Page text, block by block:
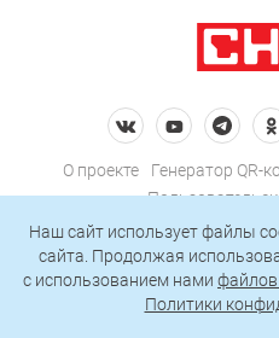
О проекте Генератор QR-
Политика
Подписаться
Наш сайт использует файлы
сайта. Продолжая
c использованием нами
Политики